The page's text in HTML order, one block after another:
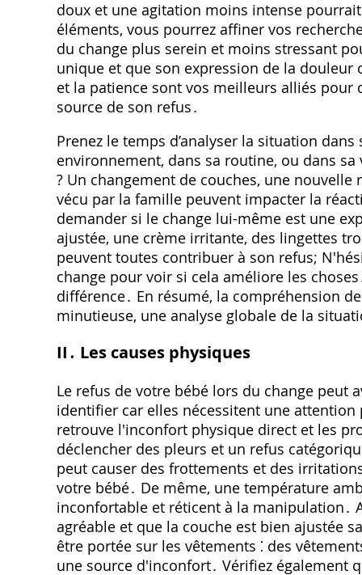
doux et une agitation moins intense
éléments, vous pourrez affiner vos
du change plus serein et moins stressant
unique et que son expression de la
et la patience sont vos meilleurs alliés
source de son refus․
Prenez le temps d’analyser la situation
environnement, dans sa routine, ou dans
? Un changement de couches, une
vécu par la famille peuvent impacter la
demander si le change lui-même est une
ajustée, une crème irritante, des lingettes
peuvent toutes contribuer à son refus;
change pour voir si cela améliore les
différence․ En résumé, la compréhension
minutieuse, une analyse globale de la
II․ Les causes physiques
Le refus de votre bébé lors du change peut
identifier car elles nécessitent une
retrouve l'inconfort physique direct et les
déclencher des pleurs et un refus
peut causer des frottements et des
votre bébé․ De même, une température
inconfortable et réticent à la manipulation․
agréable et que la couche est bien ajustée
être portée sur les vêtements ⁚ des
une source d'inconfort․ Vérifiez également